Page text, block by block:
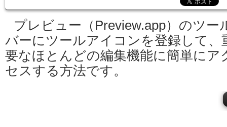
プレビュー（Preview.app）のツー
バーにツールアイコンを登録して、
要なほとんどの編集機能に簡単にア
セスする方法です。